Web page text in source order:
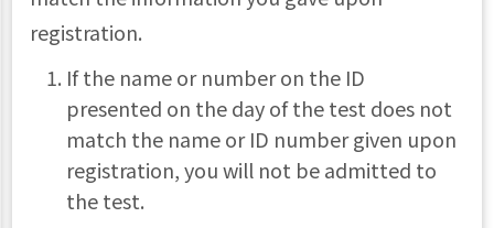
registration.
If the name or number on the ID
presented on the day of the test does not
match the name or ID number given upon
registration, you will not be admitted to
the test.